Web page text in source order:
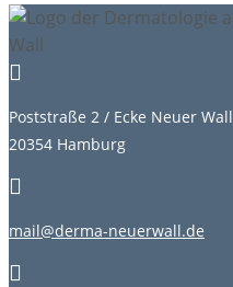

Poststraße 2 / Ecke Neuer Wall
20354 Hamburg

mail@derma-neuerwall.de
